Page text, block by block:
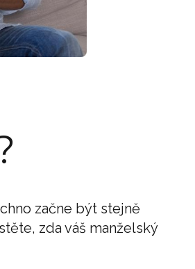
začne být stejně
zda váš manželský